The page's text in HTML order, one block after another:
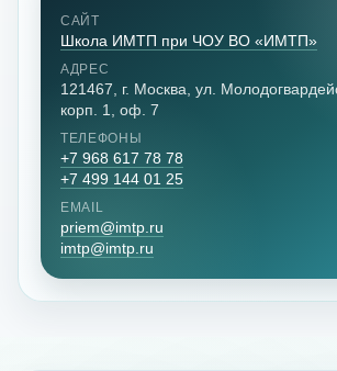
САЙТ
Школа ИМТП при ЧОУ ВО «ИМТП»
АДРЕС
121467, г. Москва, ул.
корп. 1, оф. 7
ТЕЛЕФОНЫ
+7 968 617 78 78
+7 499 144 01 25
EMAIL
priem@imtp.ru
imtp@imtp.ru